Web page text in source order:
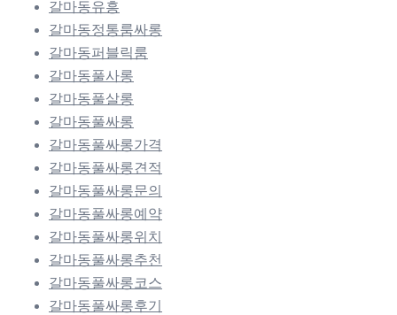
갈마동유흥
갈마동정통룸싸롱
갈마동퍼블릭룸
갈마동풀사롱
갈마동풀살롱
갈마동풀싸롱
갈마동풀싸롱가격
갈마동풀싸롱견적
갈마동풀싸롱문의
갈마동풀싸롱예약
갈마동풀싸롱위치
갈마동풀싸롱추천
갈마동풀싸롱코스
갈마동풀싸롱후기